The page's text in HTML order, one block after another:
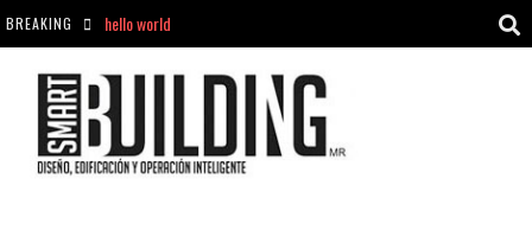
BREAKING
hello world
hello world